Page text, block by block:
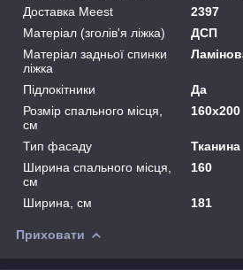
Доставка Meest
2397
Матеріал (зголів'я ліжка)
ДСП
Матеріал задньої спинки
ліжка
Підлокітники
Да
Розмір спального місця,
см
160x200
Тип фасаду
Тканина
Ширина спального місця,
см
160
Ширина, см 181
Приховати